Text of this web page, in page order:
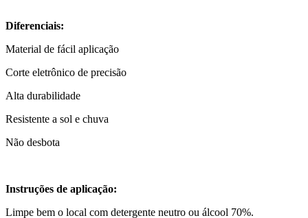
Diferenciais:
Material de fácil aplicação
Corte eletrônico de precisão
Alta durabilidade
Resistente a sol e chuva
Não desbota
Instruções de aplicação:
Limpe bem o local com detergente neutro ou álcool 70%.